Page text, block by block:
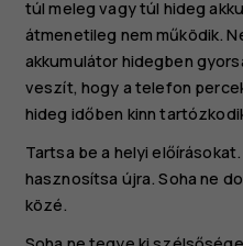
túl meleg vagy túl hideg
átmenetileg nem működik.
akkumulátor hidegben
veszít, hogy a telefon
hideg időben kinn
Tartsa be a helyi
hasznosítsa újra. Soha ne
közé.